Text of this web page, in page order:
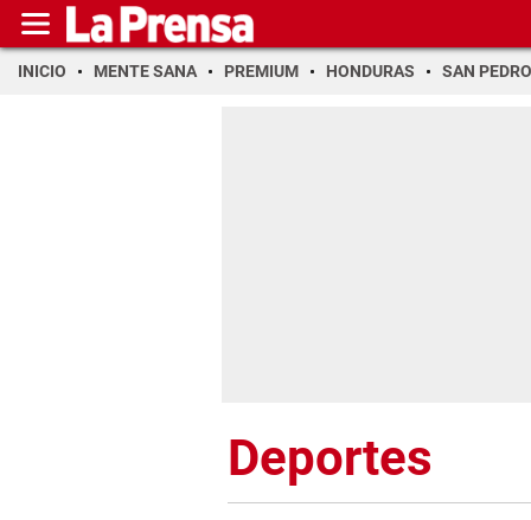
INICIO MENTE SANA PREMIUM HONDURAS SAN PEDRO
Deportes